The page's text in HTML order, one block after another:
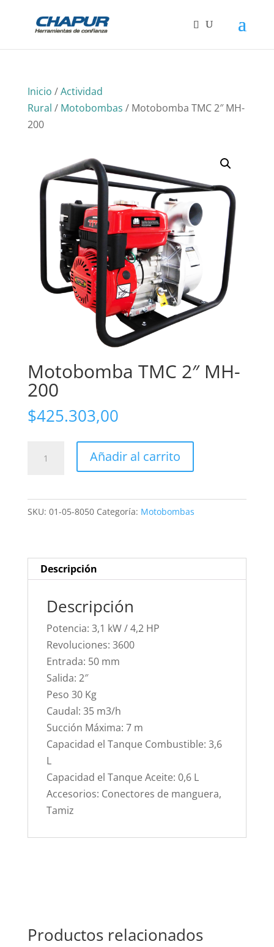
Inicio /Actividad
Rural / Motobombas / Motobomba TMC 2″ MH-
200
Motobomba TMC 2″ MH-
200
$425.303,00
TMC
MH-
200
Añadir al carrito
SKU: 01-05-8050 Categoría: Motobombas
Descripción
Descripción
Potencia: 3,1 kW / 4,2 HP
Revoluciones: 3600
Entrada: 50 mm
Salida: 2″
Peso 30 Kg
Caudal: 35 m3/h
Succión Máxima: 7 m
Capacidad el Tanque Combustible: 3,6
L
Capacidad el Tanque Aceite: 0,6 L
Accesorios: Conectores de manguera,
Tamiz
Productos relacionados